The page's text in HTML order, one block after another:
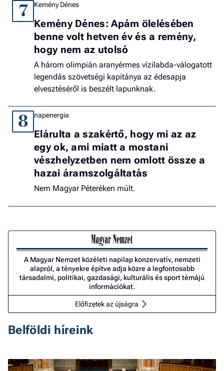
7 Kemény Dénes
Kemény Dénes: Apám ölelésében
benne volt hetven év és a remény,
hogy nem az utolsó
A három olimpián aranyérmes vízilabda-válogatott
legendás szövetségi kapitánya az édesapja
elvesztéséről is beszélt lapunknak.
8 napenergia
Elárulta a szakértő, hogy mi az az
egy ok, ami miatt a mostani
vészhelyzetben nem omlott össze a
hazai áramszolgáltatás
Nem Magyar Péteréken múlt.
A Magyar Nemzet közéleti napilap konzervatív, nemzeti
alapról, a tényekre építve adja közre a legfontosabb
társadalmi, politikai, gazdasági, kulturális és sport témájú
információkat.
Előfizetek az újságra
Belföldi híreink